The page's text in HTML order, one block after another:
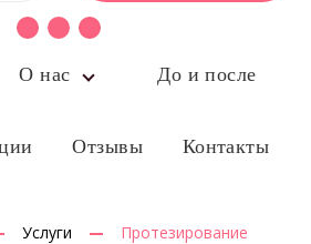
О нас До и после
Отзывы Контакты
Услуги
Протезирование